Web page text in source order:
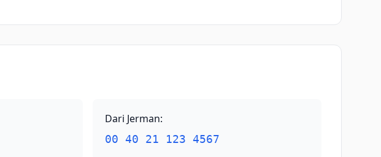
Dari Jerman:
00 40 21 123 4567